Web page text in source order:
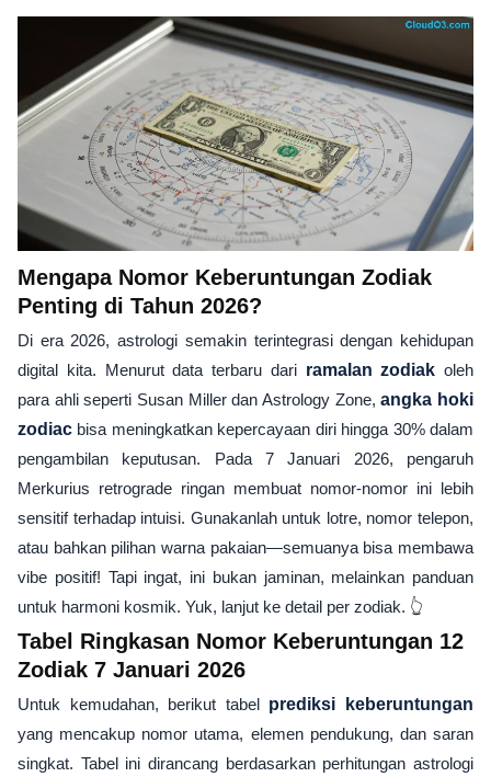
Mengapa Nomor Keberuntungan Zodiak
Penting di Tahun 2026?
Di era 2026, astrologi semakin terintegrasi dengan kehidupan
digital kita. Menurut data terbaru dari ramalan zodiak oleh
para ahli seperti Susan Miller dan Astrology Zone,angka hoki
zodiac bisa meningkatkan kepercayaan diri hingga 30% dalam
pengambilan keputusan. Pada 7 Januari 2026, pengaruh
Merkurius retrograde ringan membuat nomor-nomor ini lebih
sensitif terhadap intuisi. Gunakanlah untuk lotre, nomor telepon,
atau bahkan pilihan warna pakaian—semuanya bisa membawa
vibe positif! Tapi ingat, ini bukan jaminan, melainkan panduan
untuk harmoni kosmik. Yuk, lanjut ke detail per zodiak. 👆
Tabel Ringkasan Nomor Keberuntungan 12
Zodiak 7 Januari 2026
Untuk kemudahan, berikut tabel prediksi keberuntungan
yang mencakup nomor utama, elemen pendukung, dan saran
singkat. Tabel ini dirancang berdasarkan perhitungan astrologi